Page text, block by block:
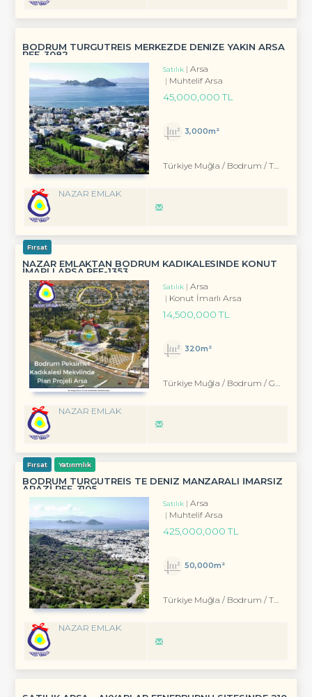
BODRUM TURGUTREİS MERKEZDE DENİZE YAKIN ARSA
REF-3082
Satılık
Arsa
Muhtelif Arsa
45,000,000 TL
3,000m²
Türkiye Muğla / Bodrum / Turgutreis
NAZAR EMLAK
Fırsat
NAZAR EMLAKTAN BODRUM KADIKALESINDE KONUT
IMARLI ARSA REF-1353
Satılık
Arsa
Konut İmarlı Arsa
14,500,000 TL
320m²
Türkiye Muğla / Bodrum / Gümüşlük
NAZAR EMLAK
Fırsat Yatırımlık
BODRUM TURGUTREİS TE DENİZ MANZARALI İMARSIZ
ARAZİ REF-3105
Satılık
Arsa
Muhtelif Arsa
425,000,000 TL
50,000m²
Türkiye Muğla / Bodrum / Turgutreis
NAZAR EMLAK